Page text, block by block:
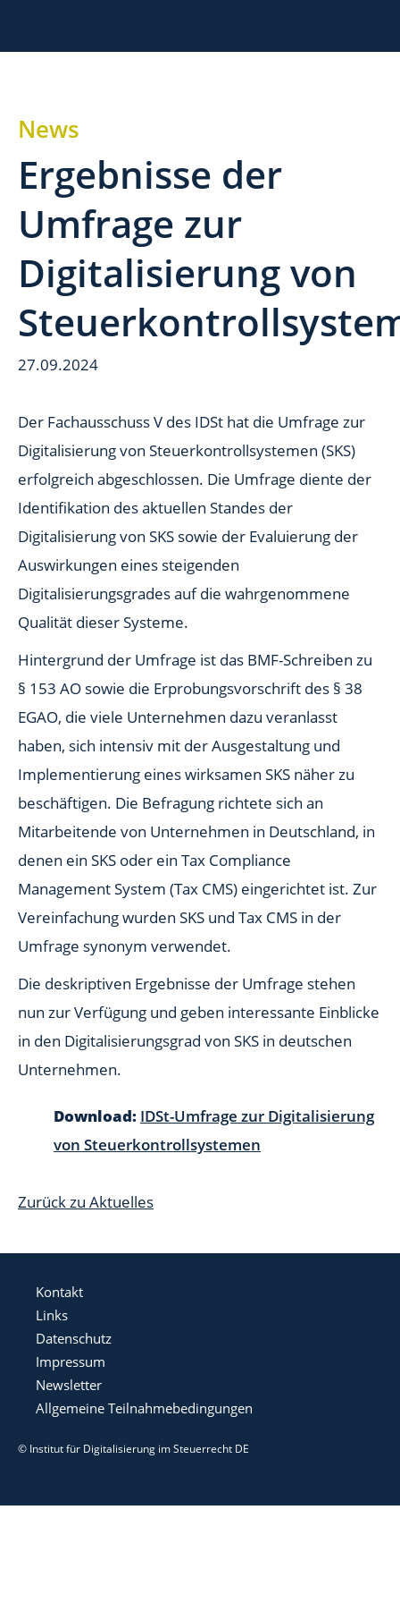
News
Ergebnisse der
Umfrage zur
Digitalisierung von
27.09.2024
Der Fachausschuss V des IDSt hat die Umfrage zur
Digitalisierung von Steuerkontrollsystemen (SKS)
erfolgreich abgeschlossen. Die Umfrage diente der
Identifikation des aktuellen Standes der
Digitalisierung von SKS sowie der Evaluierung der
Auswirkungen eines steigenden
Digitalisierungsgrades auf die wahrgenommene
Qualität dieser Systeme.
Hintergrund der Umfrage ist das BMF-Schreiben zu
§ 153 AO sowie die Erprobungsvorschrift des § 38
EGAO, die viele Unternehmen dazu veranlasst
haben, sich intensiv mit der Ausgestaltung und
Implementierung eines wirksamen SKS näher zu
beschäftigen. Die Befragung richtete sich an
Mitarbeitende von Unternehmen in Deutschland, in
denen ein SKS oder ein Tax Compliance
Management System (Tax CMS) eingerichtet ist. Zur
Vereinfachung wurden SKS und Tax CMS in der
Umfrage synonym verwendet.
Die deskriptiven Ergebnisse der Umfrage stehen
nun zur Verfügung und geben interessante Einblicke
in den Digitalisierungsgrad von SKS in deutschen
Unternehmen.
Download: IDSt-Umfrage zur Digitalisierung
von Steuerkontrollsystemen
Zurück zu Aktuelles
Kontakt
Links
Datenschutz
Impressum
Newsletter
Allgemeine Teilnahmebedingungen
© Institut für Digitalisierung im Steuerrecht DE